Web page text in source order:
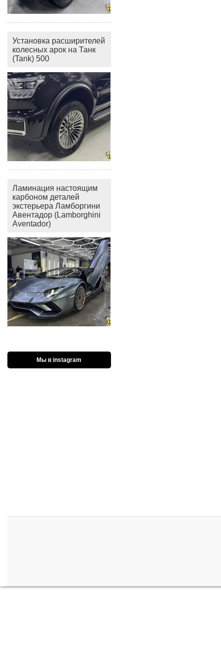
Установка расширителей
колесных арок на Танк
(Tank) 500
Ламинация настоящим
карбоном деталей
экстерьера Ламборгини
Авентадор (Lamborghini
Aventador)
Мы в instagram